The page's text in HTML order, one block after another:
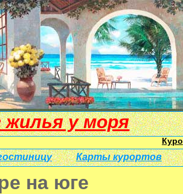
на юге
жилья у моря
Карты курортов